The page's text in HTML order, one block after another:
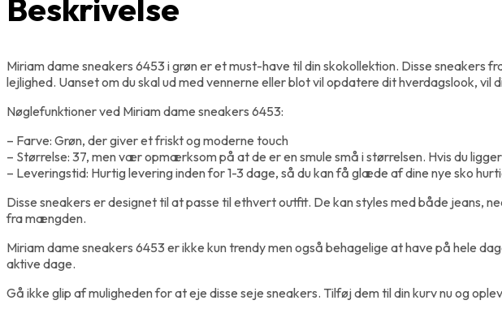
Beskrivelse
Miriam dame sneakers 6453 i grøn er et must-have til din skokollektion. Disse
lejlighed. Uanset om du skal ud med vennerne eller blot vil opdatere dit hverdagslook,
Nøglefunktioner ved Miriam dame sneakers 6453:
– Farve: Grøn, der giver et friskt og moderne touch
– Størrelse: 37, men vær opmærksom på at de er en smule små i størrelsen. Hvis du
– Leveringstid: Hurtig levering inden for 1-3 dage, så du kan få glæde af dine nye sko
Disse sneakers er designet til at passe til ethvert outfit. De kan styles med både jeans,
fra mængden.
Miriam dame sneakers 6453 er ikke kun trendy men også behagelige at have på hele
aktive dage.
Gå ikke glip af muligheden for at eje disse seje sneakers. Tilføj dem til din kurv nu og